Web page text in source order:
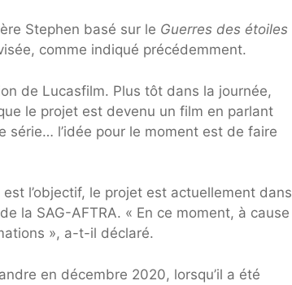
Stephen basé sur le Guerres des étoiles
comme indiqué précédemment.
de Lucasfilm. Plus tôt dans la journée,
le projet est devenu un film en parlant
série… l’idée pour le moment est de faire
l’objectif, le projet est actuellement dans
la SAG-AFTRA. « En ce moment, à cause
», a-t-il déclaré.
en décembre 2020, lorsqu’il a été